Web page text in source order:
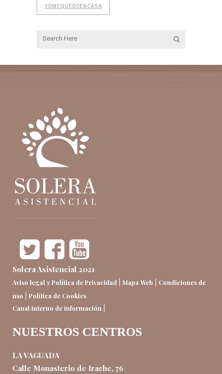
YOMEQUEDOENCASA
Solera Asistencial 2021
Aviso legal y Política de Privacidad Mapa Web
Condiciones de
uso
Política de Cookies
Canal interno de información
NUESTROS CENTROS
LA VAGUADA
Calle Monasterio de Irache, 76